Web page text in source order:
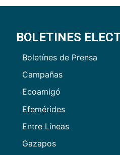
BOLETINES
Boletínes de Prensa
Campañas
Ecoamigó
Efemérides
Entre Líneas
Gazapos